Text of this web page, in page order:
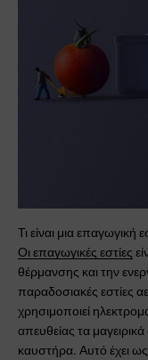
Τι είναι μια επαγωγική
Οι επαγωγικές εστίες
θέρμανσης και την
παραδοσιακές εστίες
χρησιμοποιεί
απευθείας τα
καυστήρα. Αυτό έχει